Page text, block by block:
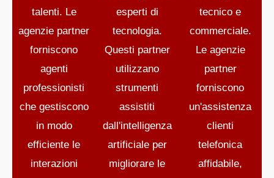
talenti. Le
agenzie partner
forniscono
agenti
professionisti
che gestiscono
in modo
efficiente le
interazioni
esperti di
tecnologia.
Questi partner
utilizzano
strumenti
assistiti
dall'intelligenza
artificiale per
migliorare le
tecnico e
commerciale.
Le agenzie
partner
forniscono
un'assistenza
clienti
telefonica
affidabile,